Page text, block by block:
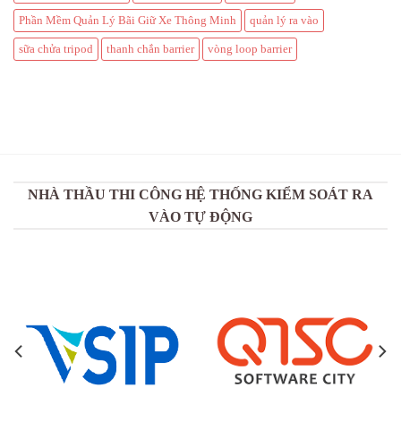
Phần Mềm Quản Lý Bãi Giữ Xe Thông Minh quản lý ra vào
sữa chửa tripod thanh chắn barrier vòng loop barrier
NHÀ THẦU THI CÔNG HỆ THỐNG KIỂM SOÁT RA
VÀO TỰ ĐỘNG